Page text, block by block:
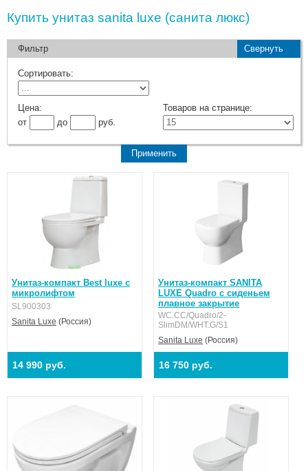
Купить унитаз sanita luxe (санита люкс)
Фильтр Свернуть
Сортировать:
Цена:
от
до руб.
Товаров на странице:
Унитаз-компакт Best luxe с
микролифтом
SL900303
Sanita Luxe (Россия)
14 990 руб.
Унитаз-компакт SANITA
LUXE Quadro с сиденьем
плавное закрытие
WC.CC/Quadro/2-
SlimDM/WHT.G/S1
Sanita Luxe (Россия)
16 750 руб.